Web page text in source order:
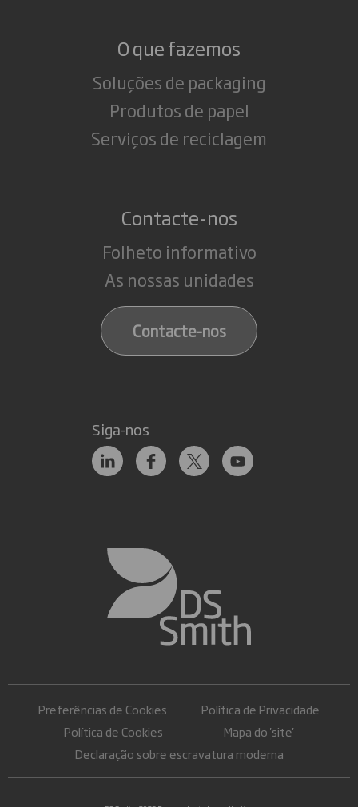
O que fazemos
Soluções de packaging
Produtos de papel
Serviços de reciclagem
Contacte-nos
Folheto informativo
As nossas unidades
Contacte-nos
Siga-nos
Preferências de Cookies
Política de Privacidade
Política de Cookies
Mapa do 'site'
Declaração sobre escravatura moderna